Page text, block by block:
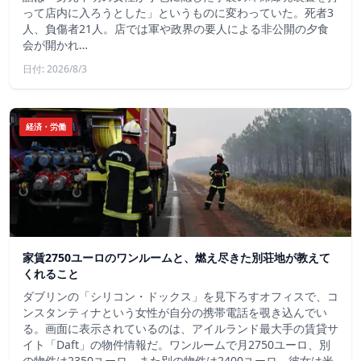
って店内に入ろうとした」というものに変わっていた。死者3
人、負傷者21人。店では軍や政界の要人による非公開の夕食
会が開かれ…
日付: 2026/8/3
経済・労働
家賃2750ユーロのワンルームと、燃え尽きた別荘地が教えて
くれること
ダブリンの「シリコン・ドックス」を見下ろすオフィスで、コ
ンスタンティナという女性が自分の携帯電話を覗き込んでい
る。画面に表示されているのは、アイルランド最大手の賃貸サ
イト「Daft」の物件情報だ。ワンルームで月2750ユーロ、別